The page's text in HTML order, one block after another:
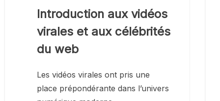
Introduction aux vidéos
virales et aux célébrités
du web
Les vidéos virales ont pris une
place prépondérante dans l’univers